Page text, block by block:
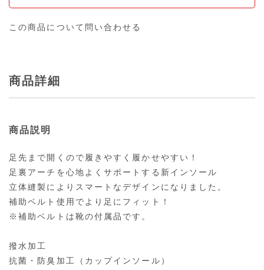
この商品について問い合わせる
商品詳細
商品説明
足先まで開くので履きやすく履かせやすい！
足裏アーチを心地よくサポートする新インソール
立体縫製によりスマートなデザインになりました。
補助ベルト使用でより足にフィット！
※補助ベルトは靴の付属品です。
撥水加工
抗菌・防臭加工（カップインソール）